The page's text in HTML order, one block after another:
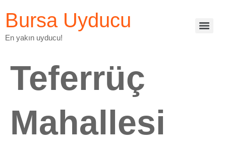
Bursa Uyducu
En yakın uyducu!
Teferrüç
Mahallesi